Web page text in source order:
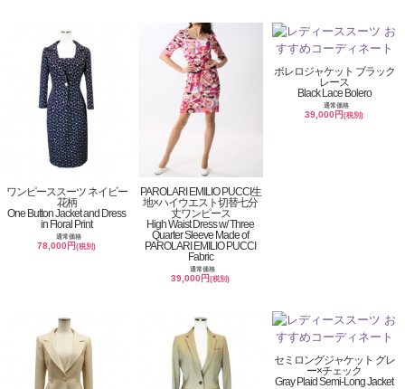
ワンピーススーツ ネイビー
花柄
One Button Jacket and Dress
in Floral Print
通常価格
78,000円(税別)
PAROLARI EMILIO PUCCI生
地×ハイウエスト切替七分
丈ワンピース
High Waist Dress w/ Three
Quarter Sleeve Made of
PAROLARI EMILIO PUCCI
Fabric
通常価格
39,000円(税別)
ボレロジャケット ブラック
レース
Black Lace Bolero
通常価格
39,000円(税別)
セミロングジャケット グレ
ー×チェック
Gray Plaid Semi-Long Jacket